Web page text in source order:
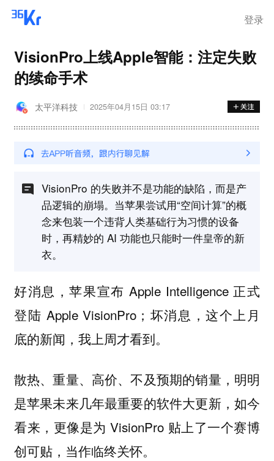
登录
VisionPro上线Apple智能：注定失败
的续命手术
太平洋科技 2025年04月15日 03:17
VisionPro 的失败并不是功能的缺陷，而是产
品逻辑的崩塌。当苹果尝试用“空间计算”的概
念来包装一个违背人类基础行为习惯的设备
时，再精妙的 AI 功能也只能时一件皇帝的新
衣。
好消息，苹果宣布 Apple Intelligence 正式
登陆 Apple VisionPro；坏消息，这个上月
底的新闻，我上周才看到。
散热、重量、高价、不及预期的销量，明明
是苹果未来几年最重要的软件大更新，如今
看来，更像是为 VisionPro 贴上了一个赛博
创可贴，当作临终关怀。